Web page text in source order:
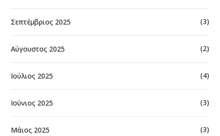
Σεπτέμβριος 2025 (3)
Αύγουστος 2025 (2)
Ιούλιος 2025 (4)
Ιούνιος 2025 (3)
Μάιος 2025 (3)